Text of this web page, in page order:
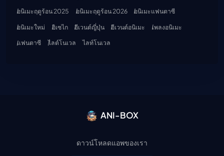
อนิเมะฤดูร้อน 2025
อนิเมะฤดูร้อน 2026
อนิเมะแฟนตาซี
อนิเมะใหม่
อิเซไก อีเวนต์ญี่ปุ่น อีเวนต์อนิเมะ
เพลงอนิเมะ
แฟนตาซี
ไลต์โนเวล ไลท์โนเวล
ANI-BOX
ดาวน์โหลดแอพของเรา